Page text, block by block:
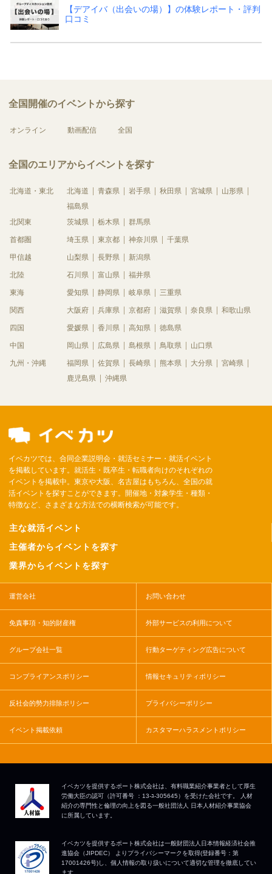
【デアイバ（出会いの場）】の体験レポート・評判
口コミ
全国開催のイベントから探す
オンライン 動画配信 全国
全国のエリアからイベントを探す
北海道・東北 北海道 青森県 岩手県 秋田県 宮城県
山形県
福島県
北関東
茨城県 栃木県 群馬県
首都圏 埼玉県 東京都 神奈川県 千葉県
甲信越 山梨県 長野県 新潟県
北陸 石川県 富山県 福井県
東海 愛知県 静岡県 岐阜県 三重県
関西 大阪府 兵庫県 京都府 滋賀県 奈良県 和歌山県
四国 愛媛県 香川県 高知県 徳島県
中国 岡山県 広島県 島根県 鳥取県 山口県
九州・沖縄 福岡県 佐賀県 長崎県 熊本県 大分県
宮崎県
鹿児島県
沖縄県
イベカツでは、合同企業説明会・就活セミナー・就活イベント
を掲載しています。就活生・既卒生・転職者向けのそれぞれの
イベントを掲載中。東京や大阪、名古屋はもちろん、全国の就
活イベントを探すことができます。開催地・対象学生・種類・
特徴など、さまざまな方法での横断検索が可能です。
主な就活イベント
主催者からイベントを探す
業界からイベントを探す
運営会社 お問い合わせ
免責事項・知的財産権 外部サービスの利用について
グループ会社一覧 行動ターゲティング広告について
コンプライアンスポリシー 情報セキュリティポリシー
反社会的勢力排除ポリシー プライバシーポリシー
イベント掲載依頼 カスタマーハラスメントポリシー